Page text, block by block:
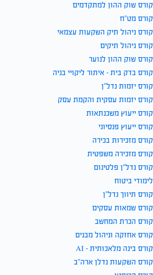
קורס שוק ההון למתקדמים
קורס מט”ח
קורס ניהול תיק השקעות עצמאי
קורס ניהול תיקים
קורס שוק ההון לנוער
קורס בדק בית – איתור ליקויי בניה
קורס יזמות נדל”ן
קורס יזמות עסקית והקמת עסק
קורס ייעוץ משכנתאות
קורס ייעוץ פנסיוני
קורס מזכירות בכירה
קורס מזכירה משפטית
קורס נדל”ן פלטינום
לימודי ביטוח
קורס תיווך נדל”ן
קורס שמאות עסקים
קורס הכרת המחשב
קורס אחזקה וניהול מבנים
קורס בינה מלאכותית – AI
קורס השקעות נדלן ארה”ב